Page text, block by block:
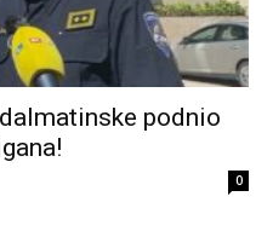
podnio
0